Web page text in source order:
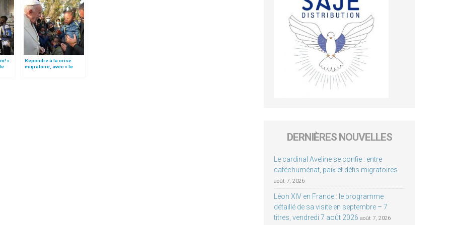
»:
Répondre à la crise
migratoire, avec « le
DERNIÈRES NOUVELLES
Le cardinal Aveline se confie : entre
catéchuménat, paix et défis migratoires
août 7, 2026
Léon XIV en France : le programme
détaillé de sa visite en septembre – 7
titres, vendredi 7 août 2026 août 7, 2026